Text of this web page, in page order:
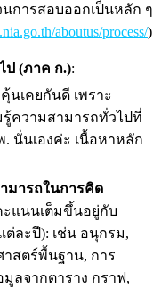
การสอบออกเป็นหลัก ๆ
aboutus/process/)
ป (ภาค ก.):
เคยกันดี เพราะ
ความสามารถทั่วไปที่
นั่นเองค่ะ เนื้อหาหลัก
มารถในการคิด
ะแนนเต็มขึ้นอยู่กับ
ต่ละปี): เช่น อนุกรม,
สตร์พื้นฐาน, การ
มูลจากตาราง กราฟ,